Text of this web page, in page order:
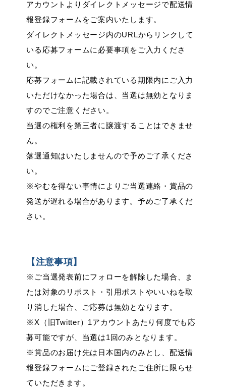
アカウントよりダイレクトメッセージで配送情
報登録フォームをご案内いたします。
ダイレクトメッセージ内のURLからリンクして
いる応募フォームに必要事項をご入力くださ
い。
応募フォームに記載されている期限内にご入力
いただけなかった場合は、当選は無効となりま
すのでご注意ください。
当選の権利を第三者に譲渡することはできませ
ん。
落選通知はいたしませんので予めご了承くださ
い。
※やむを得ない事情によりご当選連絡・賞品の
発送が遅れる場合があります。予めご了承くだ
さい。
【注意事項】
※ご当選発表前にフォローを解除した場合、ま
たは対象のリポスト・引用ポストやいいねを取
り消した場合、ご応募は無効となります。
※X（旧Twitter）1アカウントあたり何度でも応
募可能ですが、当選は1回のみとなります。
※賞品のお届け先は日本国内のみとし、配送情
報登録フォームにご登録されたご住所に限らせ
ていただきます。